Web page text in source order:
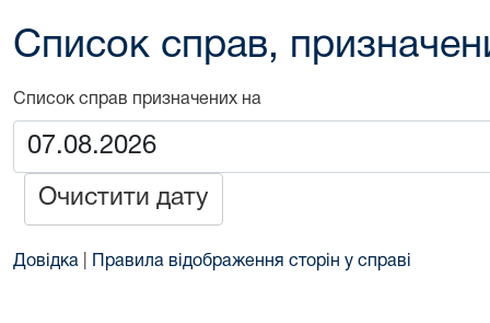
Список справ,
Список справ призначених на
Очистити дату
Довідка Правила відображення сторін у справі